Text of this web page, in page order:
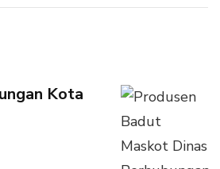
Kota